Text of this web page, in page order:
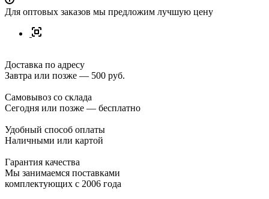
Для оптовых заказов мы предложим лучшую цену
Доставка по адресу
Завтра или позже — 500 руб.
Самовывоз со склада
Сегодня или позже — бесплатно
Удобный способ оплаты
Наличными или картой
Гарантия качества
Мы занимаемся поставками
комплектующих с 2006 года